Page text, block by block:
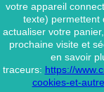
votre appareil
texte) permettent
actualiser votre
prochaine visite et
en savoir
traceurs: https://
cookies-et-